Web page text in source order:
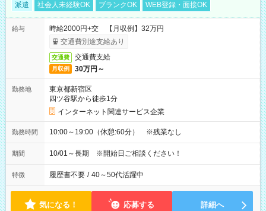
派遣 社会人未経験OK ブランクOK WEB登録・面接OK
給与
時給2000円+交 【月収例】32万円
交通費別途支給あり
交通費 交通費支給
月収例 30万円～
勤務地
東京都新宿区
四ツ谷駅から徒歩1分
インターネット関連サービス企業
勤務時間 10:00～19:00（休憩:60分） ※残業なし
期間 10/01～長期 ※開始日ご相談ください！
特徴 履歴書不要 / 40～50代活躍中
気になる！ 応募する 詳細へ